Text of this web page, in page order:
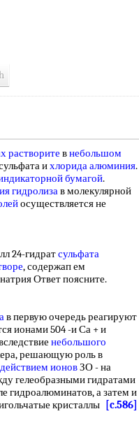
растворите внебольшом
ихлорида алюминия.
бумагой.
гидролизав молекулярной
осуществляется не
24-гидратсульфата
, содержап ем
Ответ поясните.
в первую очередь реагируют
ионами 504 -и Са + и
небольшого
решающую роль в
действием ионовЗО - на
гелеобразными гидратами
гидроалюминатов, а затем и
кристаллы
[c.586]